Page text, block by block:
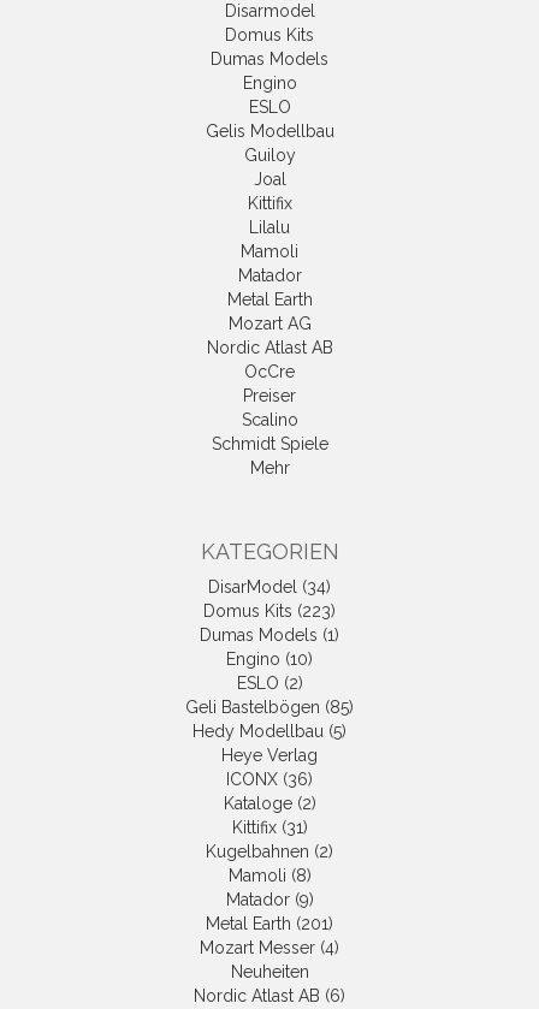
Disarmodel
Domus Kits
Dumas Models
Engino
ESLO
Gelis Modellbau
Guiloy
Joal
Kittifix
Lilalu
Mamoli
Matador
Metal Earth
Mozart AG
Nordic Atlast AB
OcCre
Preiser
Scalino
Schmidt Spiele
Mehr
KATEGORIEN
DisarModel (34)
Domus Kits (223)
Dumas Models (1)
Engino (10)
ESLO (2)
Geli Bastelbögen (85)
Hedy Modellbau (5)
Heye Verlag
ICONX (36)
Kataloge (2)
Kittifix (31)
Kugelbahnen (2)
Mamoli (8)
Matador (9)
Metal Earth (201)
Mozart Messer (4)
Neuheiten
Nordic Atlast AB (6)